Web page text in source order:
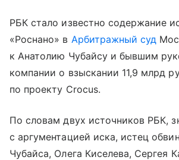
РБК стало известно содержание
«Роснано» в Арбитражный суд
к Анатолию Чубайсу и бывшим
компании о взыскании 11,9 млрд
по проекту Crocus.
По словам двух источников РБК,
с аргументацией иска, истец
Чубайса, Олега Киселева, Сергея